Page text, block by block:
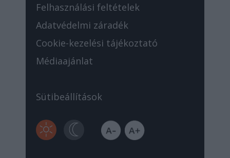
Felhasználási feltételek
Adatvédelmi záradék
Cookie-kezelési tájékoztató
Médiaajánlat
Sütibeállítások